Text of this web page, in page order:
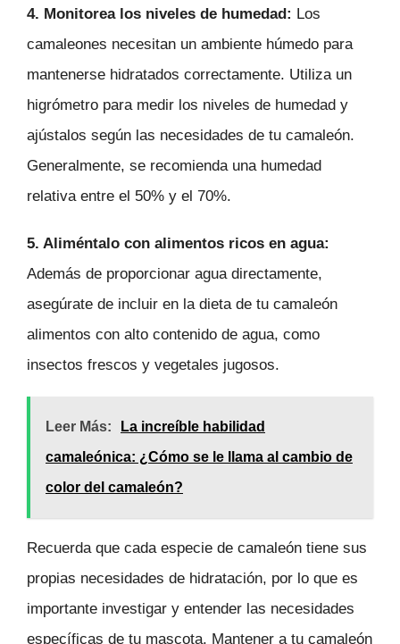
4. Monitorea los niveles de humedad: Los
camaleones necesitan un ambiente húmedo para
mantenerse hidratados correctamente. Utiliza un
higrómetro para medir los niveles de humedad y
ajústalos según las necesidades de tu camaleón.
Generalmente, se recomienda una humedad
relativa entre el 50% y el 70%.
5. Aliméntalo con alimentos ricos en agua:
Además de proporcionar agua directamente,
asegúrate de incluir en la dieta de tu camaleón
alimentos con alto contenido de agua, como
insectos frescos y vegetales jugosos.
Leer Más:
La increíble habilidad
camaleónica: ¿Cómo se le llama al cambio de
color del camaleón?
Recuerda que cada especie de camaleón tiene sus
propias necesidades de hidratación, por lo que es
importante investigar y entender las necesidades
específicas de tu mascota. Mantener a tu camaleón